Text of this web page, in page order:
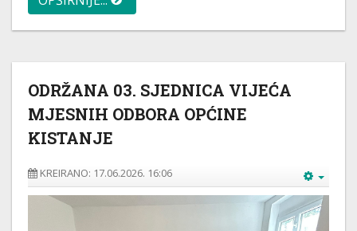
ODRŽANA 03. SJEDNICA VIJEĆA
MJESNIH ODBORA OPĆINE
KISTANJE
KREIRANO: 17.06.2026. 16:06